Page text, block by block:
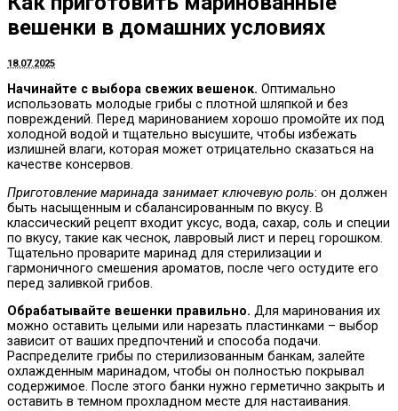
вешенки в домашних условиях
18.07.2025
Начинайте с выбора свежих вешенок. Оптимально
использовать молодые грибы с плотной шляпкой и без
повреждений. Перед маринованием хорошо промойте их под
холодной водой и тщательно высушите, чтобы избежать
излишней влаги, которая может отрицательно сказаться на
качестве консервов.
Приготовление маринада занимает ключевую роль: он должен
быть насыщенным и сбалансированным по вкусу. В
классический рецепт входит уксус, вода, сахар, соль и специи
по вкусу, такие как чеснок, лавровый лист и перец горошком.
Тщательно проварите маринад для стерилизации и
гармоничного смешения ароматов, после чего остудите его
перед заливкой грибов.
Обрабатывайте вешенки правильно. Для маринования их
можно оставить целыми или нарезать пластинками – выбор
зависит от ваших предпочтений и способа подачи.
Распределите грибы по стерилизованным банкам, залейте
охлажденным маринадом, чтобы он полностью покрывал
содержимое. После этого банки нужно герметично закрыть и
оставить в темном прохладном месте для настаивания.